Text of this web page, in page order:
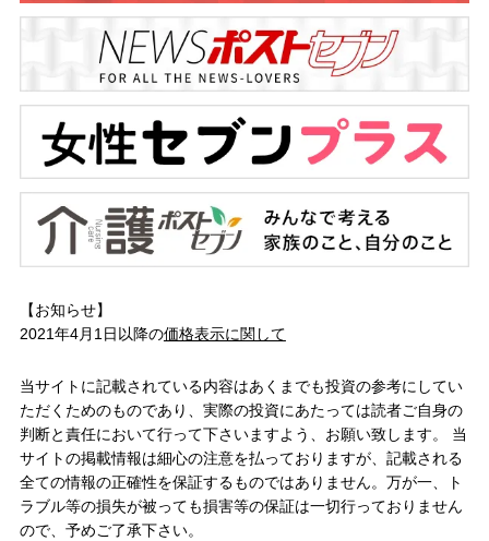
【お知らせ】
2021年4月1日以降の価格表示に関して
当サイトに記載されている内容はあくまでも投資の参考にしてい
ただくためのものであり、実際の投資にあたっては読者ご自身の
判断と責任において行って下さいますよう、お願い致します。 当
サイトの掲載情報は細心の注意を払っておりますが、記載される
全ての情報の正確性を保証するものではありません。万が一、ト
ラブル等の損失が被っても損害等の保証は一切行っておりません
ので、予めご了承下さい。